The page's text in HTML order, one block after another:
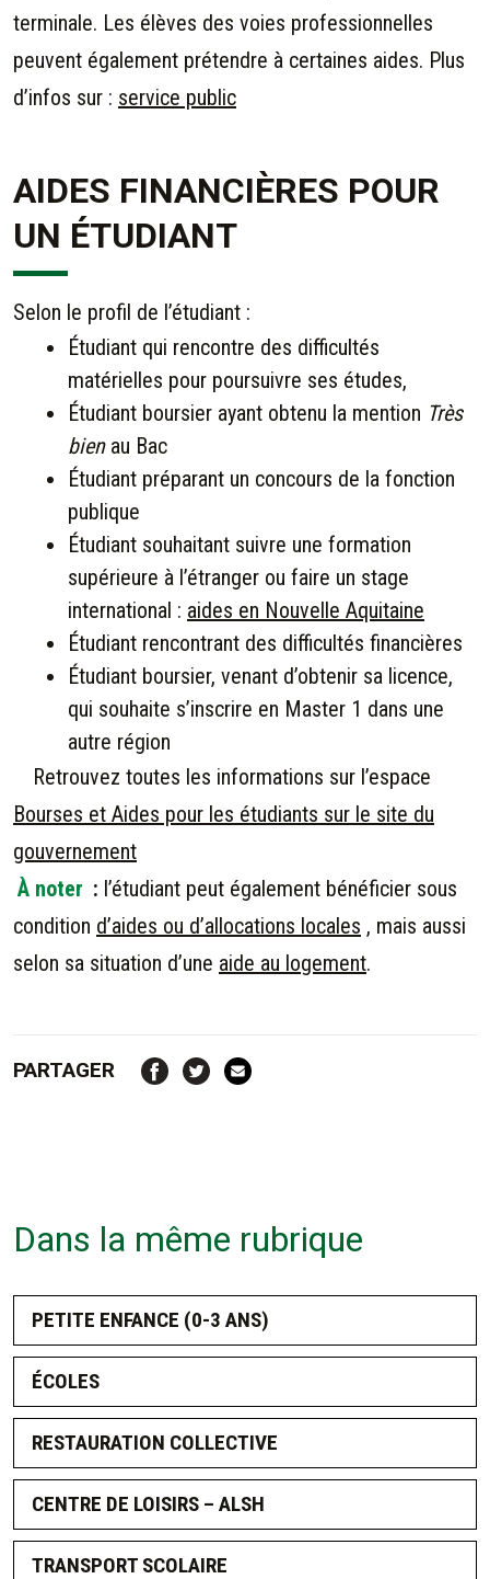
terminale. Les élèves des voies professionnelles
peuvent également prétendre à certaines aides. Plus
d’infos sur : service public
AIDES FINANCIÈRES POUR
UN ÉTUDIANT
Selon le profil de l’étudiant :
Étudiant qui rencontre des difficultés
matérielles pour poursuivre ses études,
Étudiant boursier ayant obtenu la mention Très
bienau Bac
Étudiant préparant un concours de la fonction
publique
Étudiant souhaitant suivre une formation
supérieure à l’étranger ou faire un stage
international : aides en Nouvelle Aquitaine
Étudiant rencontrant des difficultés financières
Étudiant boursier, venant d’obtenir sa licence,
qui souhaite s’inscrire en Master 1 dans une
autre région
Retrouvez toutes les informations sur l’espace
Bourses et Aides pour les étudiants sur le site du
gouvernement
À noter : l’étudiant peut également bénéficier sous
condition d’aides ou d’allocations locales , mais aussi
selon sa situation d’une aide au logement.
PARTAGER
Dans la même rubrique
PETITE ENFANCE (0-3 ANS)
ÉCOLES
RESTAURATION COLLECTIVE
CENTRE DE LOISIRS – ALSH
TRANSPORT SCOLAIRE